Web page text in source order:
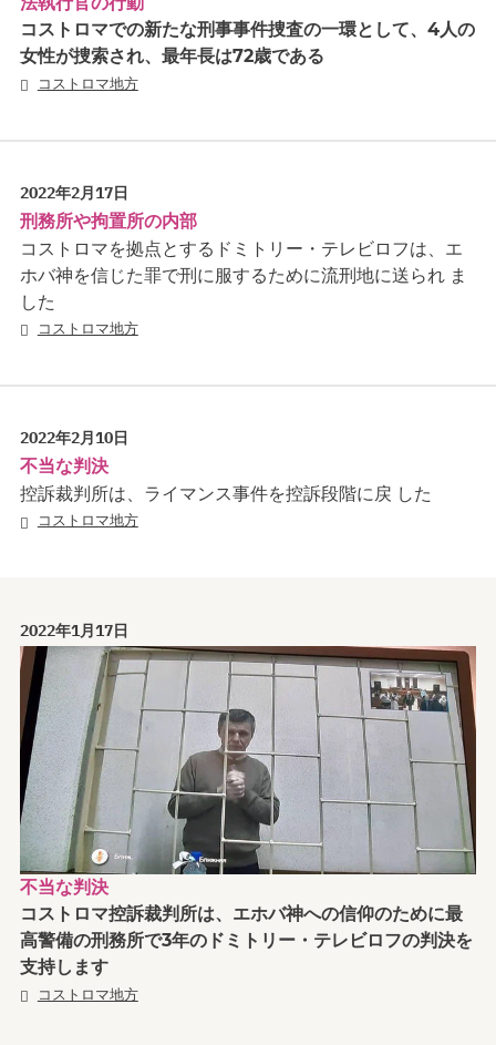
コストロマでの新たな刑事事件捜査の一環として、4人の
女性が捜索され、最年長は72歳である
コストロマ地方
2022年2月17日
刑務所や拘置所の内部
コストロマを拠点とするドミトリー・テレビロフは、エ
ホバ神を信じた罪で刑に服するために流刑地に送られ ま
した
コストロマ地方
2022年2月10日
不当な判決
控訴裁判所は、ライマンス事件を控訴段階に戻 した
コストロマ地方
2022年1月17日
不当な判決
コストロマ控訴裁判所は、エホバ神への信仰のために最
高警備の刑務所で3年のドミトリー・テレビロフの判決を
支持します
コストロマ地方